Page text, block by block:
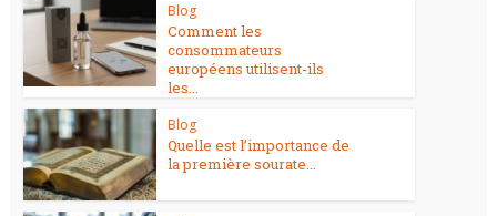
Blog
Comment les
consommateurs
européens utilisent-ils
les...
Blog
Quelle est l’importance de
la première sourate...